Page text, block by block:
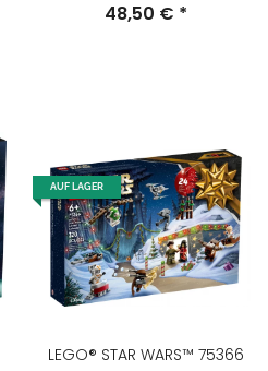
48,50 € *
AUF LAGER
LEGO® STAR WARS™ 75366